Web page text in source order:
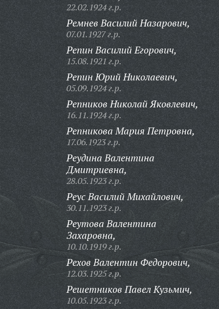
22.02.1924 г.р.
Ремнев Василий Назарович,
07.01.1927 г.р.
Репин Василий Егорович,
15.08.1921 г.р.
Репин Юрий Николаевич,
05.09.1924 г.р.
Репников Николай Яковлевич,
16.11.1924 г.р.
Репникова Мария Петровна,
17.06.1923 г.р.
Реудина Валентина
Дмитриевна,
28.05.1923 г.р.
Реус Василий Михайлович,
30.11.1923 г.р.
Реутова Валентина
Захаровна,
10.10.1919 г.р.
Рехов Валентин Федорович,
12.03.1925 г.р.
Решетников Павел Кузьмич,
10.05.1923 г.р.